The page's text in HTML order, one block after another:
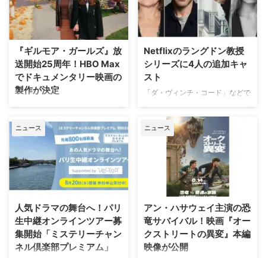
（土）18時より独占日本初放送さ
れることが決定。これに合わせ、
ファンに愛された人気キャラクタ
ーたちにフォーカスした特別企画
「プロファイリング」セレクショ
ンも8月8日（土）より4週連続で
放送される。 新ヒロイン・エリ
ザの登場と波乱の最終章 『プロ
ファイラーとパリ司法警察の捜査
チームが絶妙なタッグを組 …
ーミング（配信）ランキングを紹
介しよう。 2026年上半期 配信ラ
ンキング（ニールセン調べ）
年6月28日（日）までの順位は以
下の通り。 総合 『ストレンジャ
ー・シングス 未知の世界』
（Netflix／計42話）…232億
（Disney+／計154話）.. …
『ギルモア・ガールズ』放
送開始25周年！HBO Max
でドキュメンタリー映画の
製作が決定
ワーナー・ブラザース・テレビジ
ードラマの金字塔『ギルモア・ガ
ールズ』を振り返る初の公式ドキ
ュメンタリー映画を制作中である
ことが明らかになった。2000年
から2007年にかけて放送され、
いまなお絶大な人気を誇る本作。
する今作は、HBO Maxにて配信
される予定だ。監督を務めるの
は、ドキュメンタリー映画『ある
アスリートの告発』で高い評価を
Netflixのラングドン教授
シリーズに4人の追加キャ
スト
「ダ・ヴィンチ・コード」などで
セラー小説、ロバート・ラングド
ン教授シリーズ最新作「シークレ
ット・オブ・シークレッツ」のド
ラマ化をNetflixが進めていること
は、当サイトで以前お伝えした通
り。その追加キャストが明らかに
なった。米Deadlineが伝えてい
る。 『24』『ハウス・オブ・カ
ード』出演者が参加 2000年の
「天使と悪魔」を皮切りに、
「ダ・ヴィンチ・コード」「ロス
ト・シンボル」「インフェルノ」
ニュース
人気ドラマの舞台へ！パリ
生中継オンラインツアー募
集開始「ミステリーチャン
ネル倶楽部プレミアム」
ニュース
アン・ハサウェイ主演の恐
竜サバイバル！映画『オー
クストリートの異変』本編
映像が公開